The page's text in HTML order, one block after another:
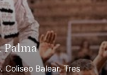
Palma
Balear. Tres